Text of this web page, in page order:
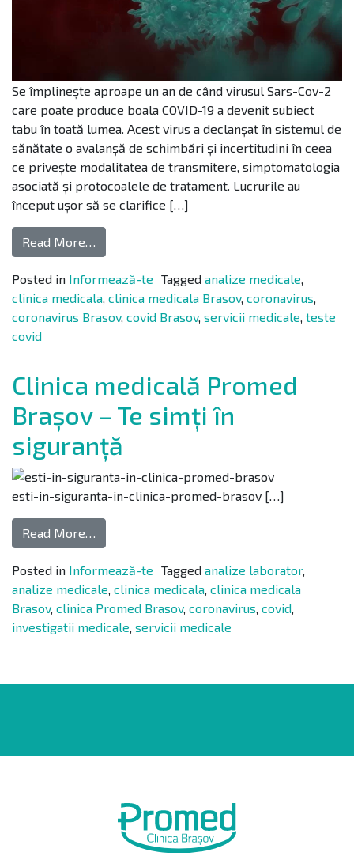
Se împlinește aproape un an de când virusul Sars-Cov-2
care poate produce boala COVID-19 a devenit subiect
tabu în toată lumea. Acest virus a declanșat în sistemul de
sănătate o avalanșă de schimbări și incertitudini în ceea
ce privește modalitatea de transmitere, simptomatologia
asociată și protocoalele de tratament. Lucrurile au
început ușor să se clarifice […]
Read More…
Posted in Informează-te Tagged analize medicale,
clinica medicala, clinica medicala Brasov, coronavirus,
coronavirus Brasov, covid Brasov, servicii medicale, teste
covid
Clinica medicală Promed
Brașov – Te simți în
siguranță
esti-in-siguranta-in-clinica-promed-brasov […]
Read More…
Posted in Informează-te Tagged analize laborator,
analize medicale, clinica medicala, clinica medicala
Brasov, clinica Promed Brasov, coronavirus, covid,
investigatii medicale, servicii medicale